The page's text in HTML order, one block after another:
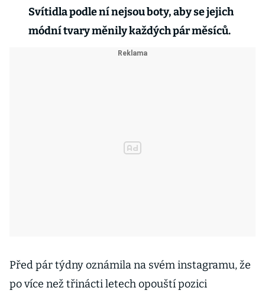
Svítidla podle ní nejsou boty, aby se jejich
módní tvary měnily každých pár měsíců.
Před pár týdny oznámila na svém instagramu, že
po více než třinácti letech opouští pozici